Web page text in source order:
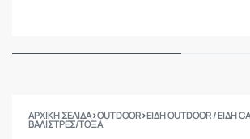
ΑΡΧΙΚΉ ΣΕΛΊΔΑ›OUTDOOR›ΕΙΔΗ OUTDOOR / ΕΙΔΗ
ΒΑΛΊΣΤΡΕΣ/ΤΌΞΑ